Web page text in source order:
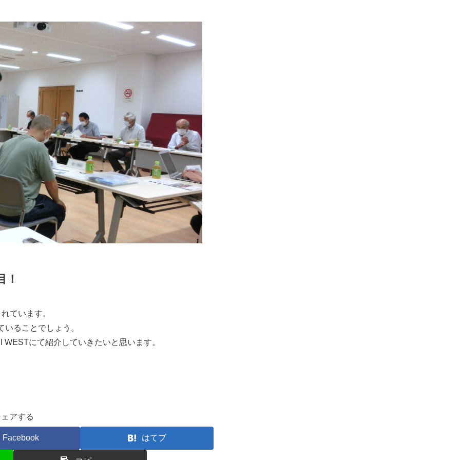
ています。
ることでしょう。
にて紹介していきたいと思います。
アする
Facebook はてブ